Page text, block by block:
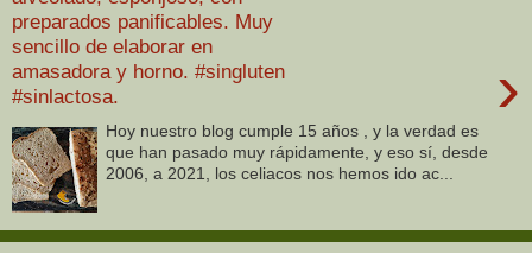
preparados panificables. Muy
sencillo de elaborar en
amasadora y horno. #singluten
#sinlactosa.
›
Hoy nuestro blog cumple 15 años , y la verdad es
que han pasado muy rápidamente, y eso sí, desde
2006, a 2021, los celiacos nos hemos ido ac...